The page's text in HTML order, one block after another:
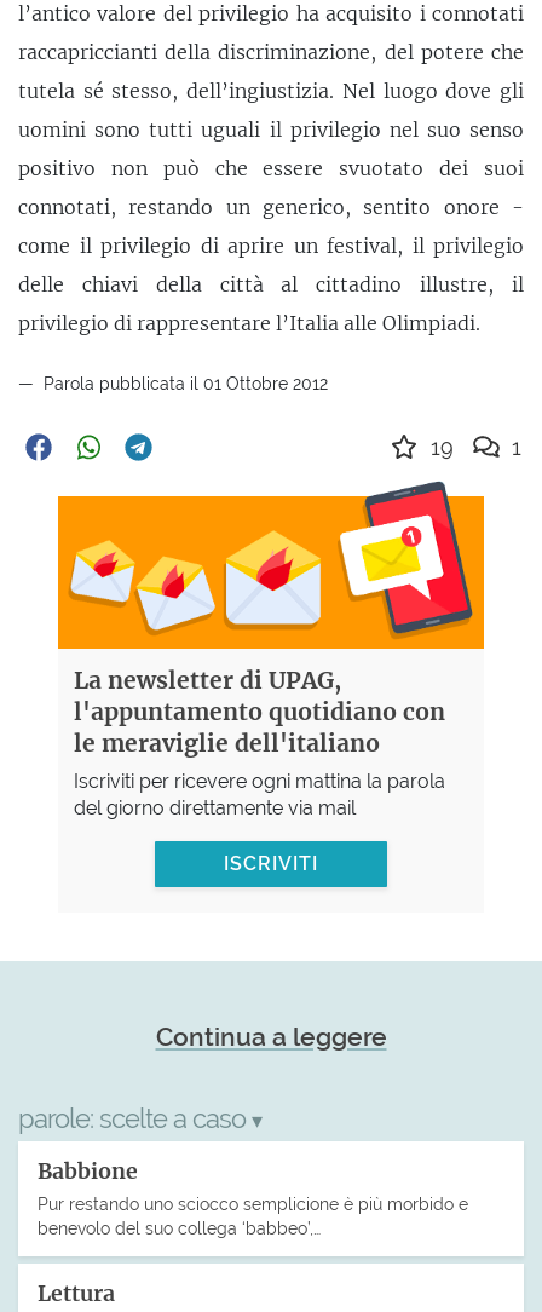
l’antico valore del privilegio ha acquisito i connotati
raccapriccianti della discriminazione, del potere che
tutela sé stesso, dell’ingiustizia. Nel luogo dove gli
uomini sono tutti uguali il privilegio nel suo senso
positivo non può che essere svuotato dei suoi
connotati, restando un generico, sentito onore -
come il privilegio di aprire un festival, il privilegio
delle chiavi della città al cittadino illustre, il
privilegio di rappresentare l’Italia alle Olimpiadi.
Parola pubblicata il 01 Ottobre 2012
19 1
La newsletter di UPAG,
l'appuntamento quotidiano con
le meraviglie dell'italiano
Iscriviti per ricevere ogni mattina la parola
del giorno direttamente via mail
ISCRIVITI
Continua a leggere
parole: scelte a caso ▾
Babbione
Pur restando uno sciocco semplicione è più morbido e
benevolo del suo collega ‘babbeo’,…
Lettura